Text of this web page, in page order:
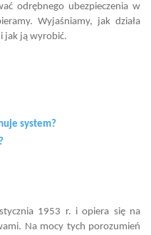
odrębnego ubezpieczenia w
Wyjaśniamy, jak działa
jak ją wyrobić.
system?
1953 r. i opiera się na
Na mocy tych porozumień